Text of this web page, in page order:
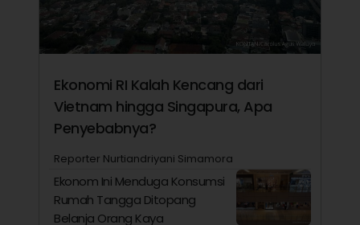
Ekonomi RI Kalah Kencang dari
Vietnam hingga Singapura, Apa
Penyebabnya?
Reporter Nurtiandriyani Simamora
Ekonom Ini Menduga Konsumsi
Rumah Tangga Ditopang
Belanja Orang Kaya